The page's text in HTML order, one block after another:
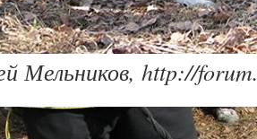
Мельников, http://